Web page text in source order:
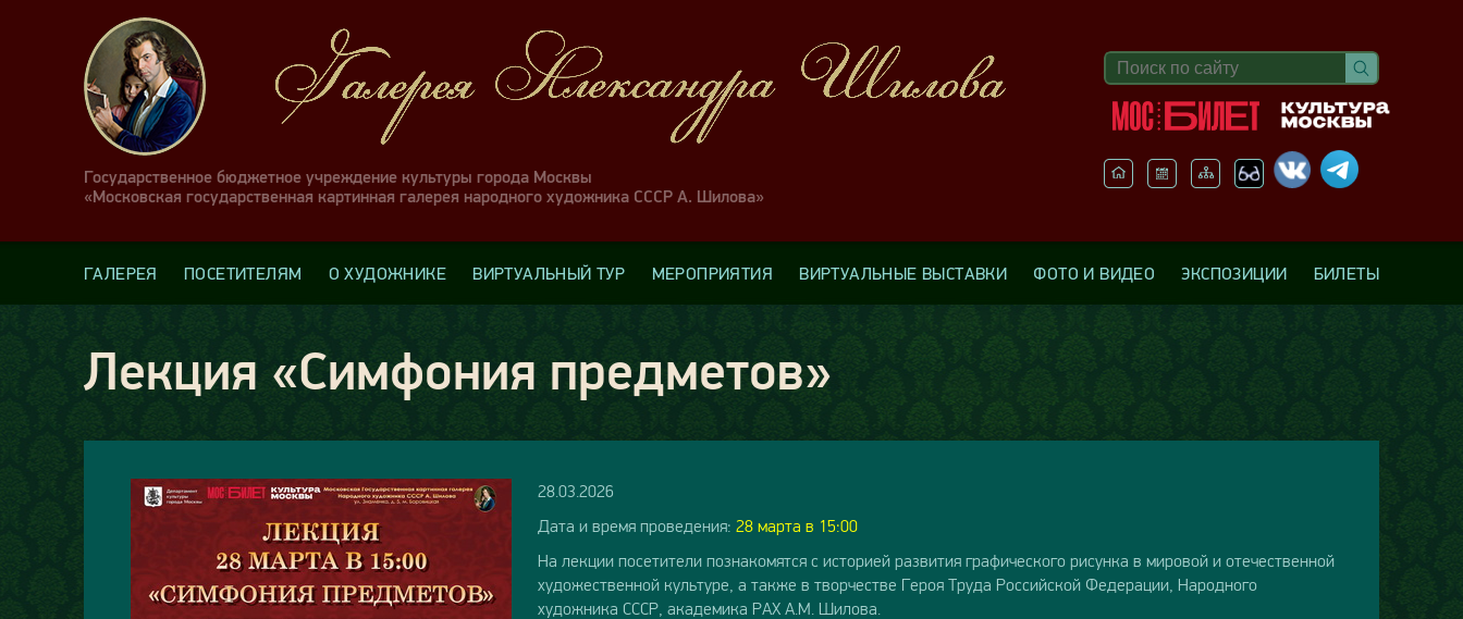
Государственное бюджетное учреждение культуры города Москвы
«Московская государственная картинная галерея народного художника СССР А. Шилова»
ГАЛЕРЕЯ ПОСЕТИТЕЛЯМ О ХУДОЖНИКЕ ВИРТУАЛЬНЫЙ ТУР МЕРОПРИЯТИЯ ВИРТУАЛЬНЫЕ ВЫСТАВКИ ФОТО И ВИДЕО ЭКСПОЗИЦИИ БИЛЕТЫ
Лекция «Симфония предметов»
28.03.2026
Дата и время проведения: 28 марта в 15:00
На лекции посетители познакомятся с историей развития графического рисунка в мировой и отечественной
художественной культуре, а также в творчестве Героя Труда Российской Федерации, Народного
художника СССР, академика РАХ А.М. Шилова.